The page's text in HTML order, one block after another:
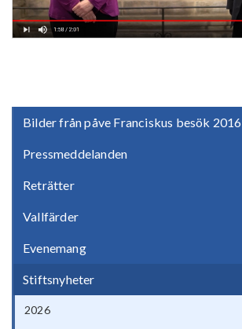
Bilder från påve Franciskus besök 2016
Pressmeddelanden
Reträtter
Vallfärder
Evenemang
Stiftsnyheter
2026